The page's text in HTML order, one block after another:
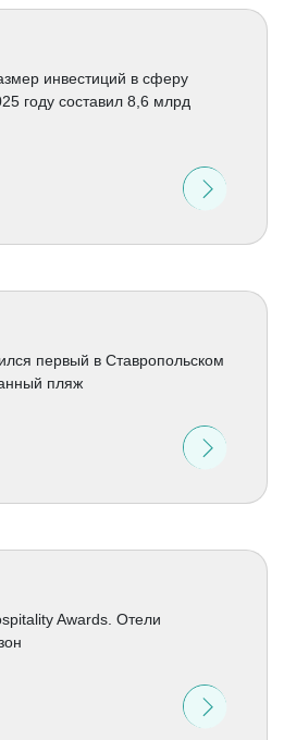
инвестиций в сферу
году составил 8,6 млрд
первый в Ставропольском
пляж
Awards. Отели